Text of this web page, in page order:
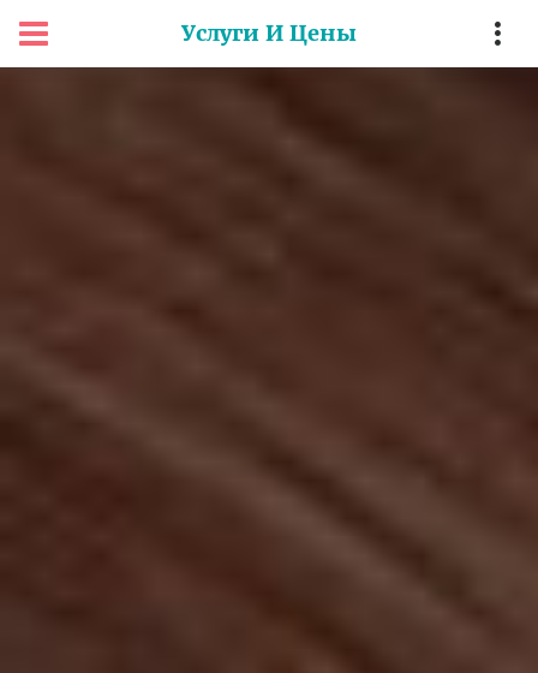
Услуги И Цены